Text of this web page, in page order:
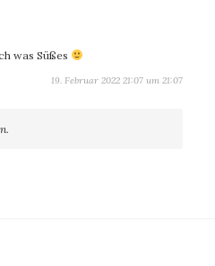
was Süßes
19. Februar 2022 21:07 um 21:07